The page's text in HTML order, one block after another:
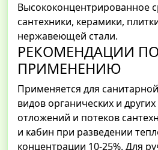
Высококонцентрированное
сантехники, керамики,
нержавеющей стали.
РЕКОМЕНДАЦИИ ПО
ПРИМЕНЕНИЮ
Применяется для
видов органических и
отложений и потеков
и кабин при разведении
концентрации 10-25%. Для